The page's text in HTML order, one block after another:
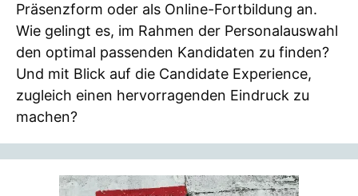
Präsenzform oder als Online-Fortbildung an.
Wie gelingt es, im Rahmen der Personalauswahl
den optimal passenden Kandidaten zu finden?
Und mit Blick auf die Candidate Experience,
zugleich einen hervorragenden Eindruck zu
machen?